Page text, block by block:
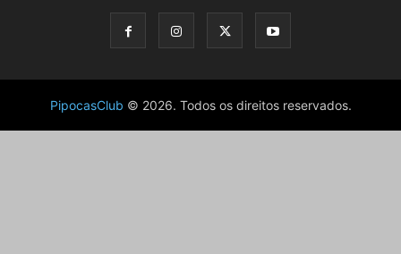
PipocasClub © 2026. Todos os direitos reservados.